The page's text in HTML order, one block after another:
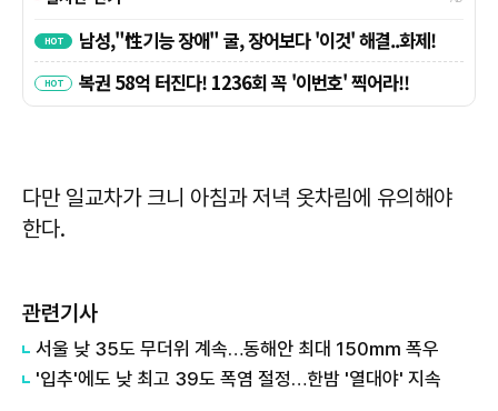
다만 일교차가 크니 아침과 저녁 옷차림에 유의해야
한다.
관련기사
서울 낮 35도 무더위 계속…동해안 최대 150㎜ 폭우
'입추'에도 낮 최고 39도 폭염 절정…한밤 '열대야' 지속